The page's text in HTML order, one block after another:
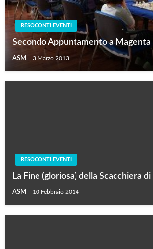
RESOCONTI EVENTI
Secondo Appuntamento a Magenta
ASM 3 Marzo 2013
RESOCONTI EVENTI
La Fine (gloriosa) della Scacchiera
ASM 10 Febbraio 2014